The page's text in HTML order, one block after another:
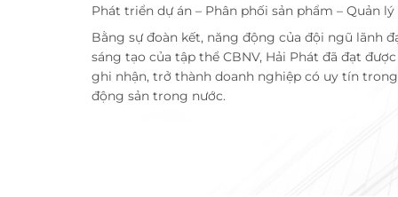
Phát triển dự án – Phân phối sản phẩm – Quản
Bằng sự đoàn kết, năng động của đội ngũ lãnh
sáng tạo của tập thể CBNV, Hải Phát đã đạt
ghi nhận, trở thành doanh nghiệp có uy tín
động sản trong nước.